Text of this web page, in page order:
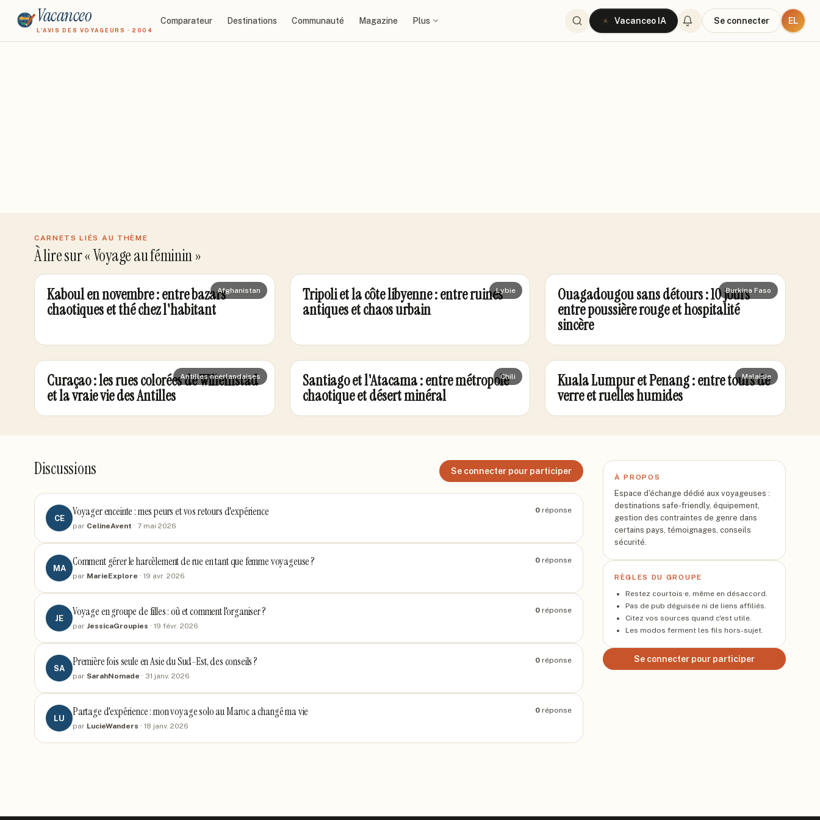
Vacanceo
L'AVIS DES VOYAGEURS · 2004
Comparateur Destinations Communauté Magazine Plus Vacanceo IA Se connecter EL
CARNETS LIÉS AU THÈME
À lire sur «Voyage au féminin»
Afghanistan
Kaboul en novembre : entre bazars
chaotiques et thé chez l'habitant
Lybie
Tripoli et la côte libyenne : entre ruines
antiques et chaos urbain
Burkina Faso
Ouagadougou sans détours : 10 jours
entre poussière rouge et hospitalité
sincère
Antilles néerlandaises
Curaçao : les rues colorées de Willemstad
et la vraie vie des Antilles
Chili
Santiago et l'Atacama : entre métropole
chaotique et désert minéral
Malaisie
Kuala Lumpur et Penang : entre tours de
verre et ruelles humides
Discussions Se connecter pour participer
CE Voyager enceinte : mes peurs et vos retours d'expérience
par CelineAvent · 7 mai 2026
0 réponse
MA Comment gérer le harcèlement de rue en tant que femme voyageuse ?
par MarieExplore · 19 avr. 2026
0 réponse
JE Voyage en groupe de filles : où et comment l'organiser ?
par JessicaGroupies · 19 févr. 2026
0 réponse
SA Première fois seule en Asie du Sud-Est, des conseils ?
par SarahNomade · 31 janv. 2026
0 réponse
LU Partage d'expérience : mon voyage solo au Maroc a changé ma vie
par LucieWanders · 18 janv. 2026
0 réponse
À PROPOS
Espace d'échange dédié aux voyageuses :
destinations safe-friendly, équipement,
gestion des contraintes de genre dans
certains pays, témoignages, conseils
sécurité.
RÈGLES DU GROUPE
Restez courtois·e, même en désaccord.
Pas de pub déguisée ni de liens affiliés.
Citez vos sources quand c'est utile.
Les modos ferment les fils hors-sujet.
Se connecter pour participer